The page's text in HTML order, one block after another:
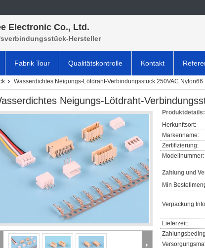
Electronic Co., Ltd.
Hersteller
Fabrik Tour Qualitätskontrolle Kontakt
Wasserdichtes Neigungs-Lötdraht-Verbindungsstück 250VAC Nylon66
Neigungs-Lötdraht-
Produktdetails:
Herkunftsort:
Markenname:
Zertifizierung:
Modellnummer:
Zahlung und
Min
Verpackung
Lieferzeit: